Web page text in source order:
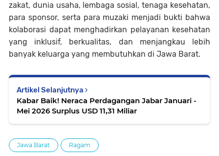
zakat, dunia usaha, lembaga sosial, tenaga kesehatan,
para sponsor, serta para muzaki menjadi bukti bahwa
kolaborasi dapat menghadirkan pelayanan kesehatan
yang inklusif, berkualitas, dan menjangkau lebih
banyak keluarga yang membutuhkan di Jawa Barat.
Artikel Selanjutnya
Kabar Baik! Neraca Perdagangan Jabar Januari -
Mei 2026 Surplus USD 11,31 Miliar
Jawa Barat Ragam